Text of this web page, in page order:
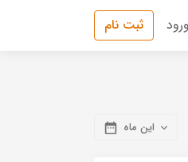
ورود ثبت نام
این ماه